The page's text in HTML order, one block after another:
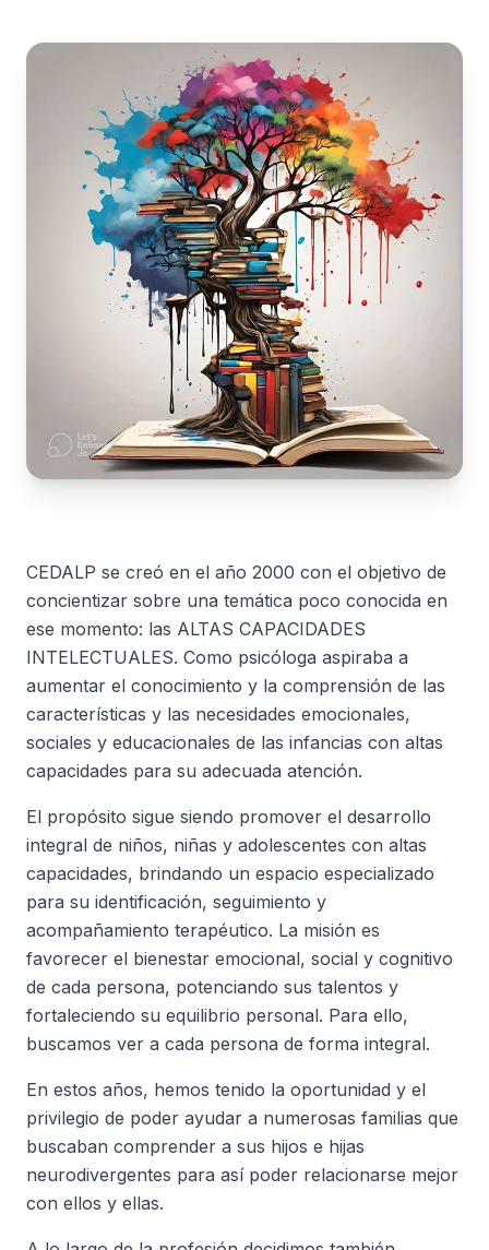
CEDALP se creó en el año 2000 con el objetivo de
concientizar sobre una temática poco conocida en
ese momento: las ALTAS CAPACIDADES
INTELECTUALES. Como psicóloga aspiraba a
aumentar el conocimiento y la comprensión de las
características y las necesidades emocionales,
sociales y educacionales de las infancias con altas
capacidades para su adecuada atención.
El propósito sigue siendo promover el desarrollo
integral de niños, niñas y adolescentes con altas
capacidades, brindando un espacio especializado
para su identificación, seguimiento y
acompañamiento terapéutico. La misión es
favorecer el bienestar emocional, social y cognitivo
de cada persona, potenciando sus talentos y
fortaleciendo su equilibrio personal. Para ello,
buscamos ver a cada persona de forma integral.
En estos años, hemos tenido la oportunidad y el
privilegio de poder ayudar a numerosas familias que
buscaban comprender a sus hijos e hijas
neurodivergentes para así poder relacionarse mejor
con ellos y ellas.